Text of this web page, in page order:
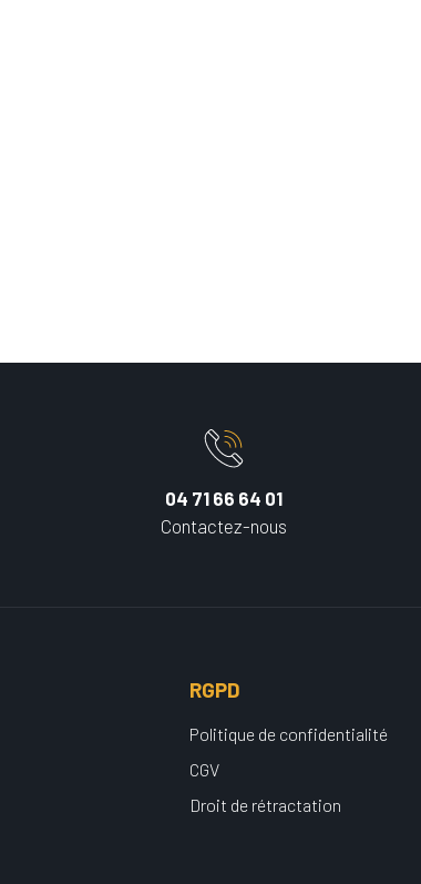
04 71 66 64 01
Contactez-nous
RGPD
Politique de confidentialité
CGV
Droit de rétractation